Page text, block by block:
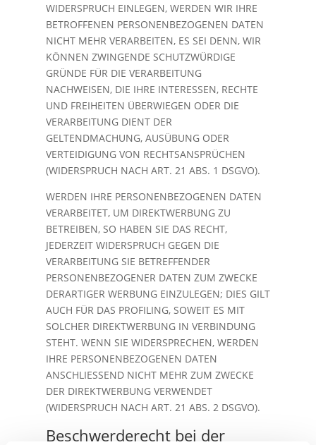
WIDERSPRUCH EINLEGEN, WERDEN WIR IHRE
BETROFFENEN PERSONENBEZOGENEN DATEN
NICHT MEHR VERARBEITEN, ES SEI DENN, WIR
KÖNNEN ZWINGENDE SCHUTZWÜRDIGE
GRÜNDE FÜR DIE VERARBEITUNG
NACHWEISEN, DIE IHRE INTERESSEN, RECHTE
UND FREIHEITEN ÜBERWIEGEN ODER DIE
VERARBEITUNG DIENT DER
GELTENDMACHUNG, AUSÜBUNG ODER
VERTEIDIGUNG VON RECHTSANSPRÜCHEN
(WIDERSPRUCH NACH ART. 21 ABS. 1 DSGVO).
WERDEN IHRE PERSONENBEZOGENEN DATEN
VERARBEITET, UM DIREKTWERBUNG ZU
BETREIBEN, SO HABEN SIE DAS RECHT,
JEDERZEIT WIDERSPRUCH GEGEN DIE
VERARBEITUNG SIE BETREFFENDER
PERSONENBEZOGENER DATEN ZUM ZWECKE
DERARTIGER WERBUNG EINZULEGEN; DIES GILT
AUCH FÜR DAS PROFILING, SOWEIT ES MIT
SOLCHER DIREKTWERBUNG IN VERBINDUNG
STEHT. WENN SIE WIDERSPRECHEN, WERDEN
IHRE PERSONENBEZOGENEN DATEN
ANSCHLIESSEND NICHT MEHR ZUM ZWECKE
DER DIREKTWERBUNG VERWENDET
(WIDERSPRUCH NACH ART. 21 ABS. 2 DSGVO).
Beschwerderecht bei der